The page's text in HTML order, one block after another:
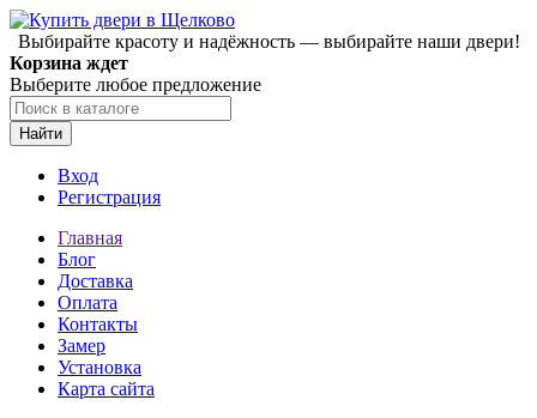
Выбирайте красоту и надёжность — выбирайте наши двери!
Корзина ждет
Выберите любое предложение
Найти
Вход
Регистрация
Главная
Блог
Доставка
Оплата
Контакты
Замер
Установка
Карта сайта